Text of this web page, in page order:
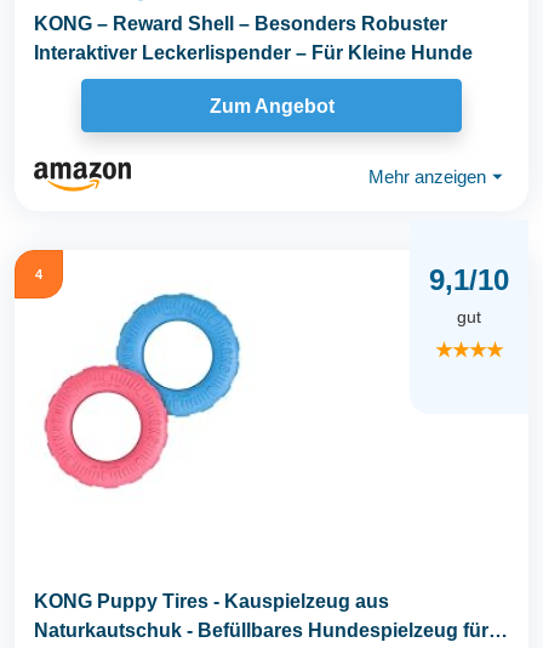
KONG – Reward Shell – Besonders Robuster
Interaktiver Leckerlispender – Für Kleine Hunde
Zum Angebot
Mehr anzeigen ⏷
4 9,1/10
gut
★★★★
KONG Puppy Tires - Kauspielzeug aus
Naturkautschuk - Befüllbares Hundespielzeug für